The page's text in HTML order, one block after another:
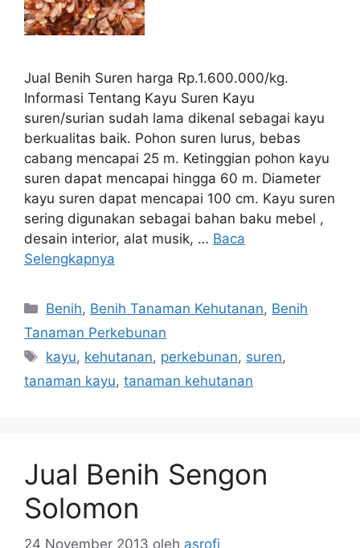
Jual Benih Suren harga Rp.1.600.000/kg.
Informasi Tentang Kayu Suren Kayu
suren/surian sudah lama dikenal sebagai kayu
berkualitas baik. Pohon suren lurus, bebas
cabang mencapai 25 m. Ketinggian pohon kayu
suren dapat mencapai hingga 60 m. Diameter
kayu suren dapat mencapai 100 cm. Kayu suren
sering digunakan sebagai bahan baku mebel ,
desain interior, alat musik, … Baca
Selengkapnya
Kategori
Benih, Benih Tanaman Kehutanan, Benih
Tanaman Perkebunan
Tag
kayu, kehutanan, perkebunan, suren,
tanaman kayu, tanaman kehutanan
Jual Benih Sengon
Solomon
24 November 2013 oleh asrofi